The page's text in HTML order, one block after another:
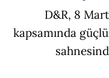
D&R, 8
kapsamında